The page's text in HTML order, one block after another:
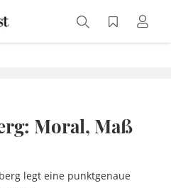
Moral, Maß
legt eine punktgenaue